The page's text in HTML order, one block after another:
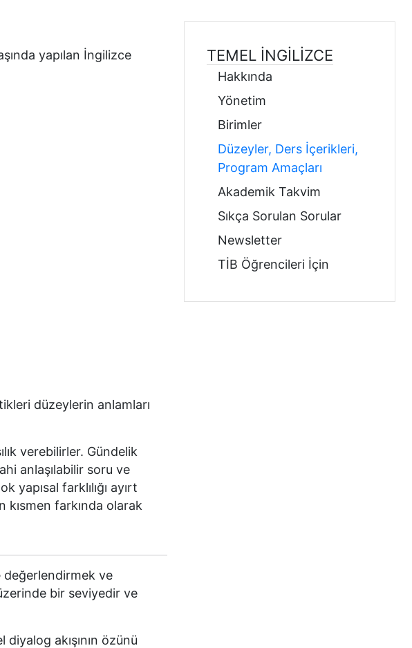
yapılan İngilizce
düzeylerin anlamları
verebilirler. Gündelik
anlaşılabilir soru ve
farklılığı ayırt
farkında olarak
değerlendirmek ve
bir seviyedir ve
akışının özünü
TEMEL İNGILIZCE
Hakkında
Yönetim
Birimler
Düzeyler, Ders İçerikleri,
Program Amaçları
Akademik Takvim
Sıkça Sorulan Sorular
Newsletter
TİB Öğrencileri İçin